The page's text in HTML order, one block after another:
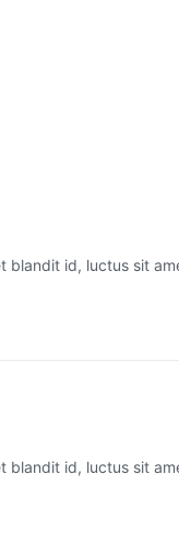
blandit id, luctus sit
blandit id, luctus sit